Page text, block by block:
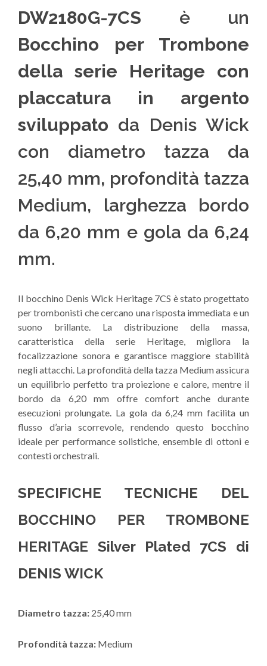
DW2180G-7CS è un
Bocchino per Trombone
della serie Heritage con
placcatura in argento
sviluppato da Denis Wick
con diametro tazza da
25,40 mm, profondità tazza
Medium, larghezza bordo
da 6,20 mm e gola da 6,24
mm.
Il bocchino Denis Wick Heritage 7CS è stato progettato
per trombonisti che cercano una risposta immediata e un
suono brillante. La distribuzione della massa,
caratteristica della serie Heritage, migliora la
focalizzazione sonora e garantisce maggiore stabilità
negli attacchi. La profondità della tazza Medium assicura
un equilibrio perfetto tra proiezione e calore, mentre il
bordo da 6,20 mm offre comfort anche durante
esecuzioni prolungate. La gola da 6,24 mm facilita un
flusso d’aria scorrevole, rendendo questo bocchino
ideale per performance solistiche, ensemble di ottoni e
contesti orchestrali.
SPECIFICHE TECNICHE DEL
BOCCHINO PER TROMBONE
HERITAGE Silver Plated 7CS di
DENIS WICK
Diametro tazza: 25,40 mm
Profondità tazza: Medium